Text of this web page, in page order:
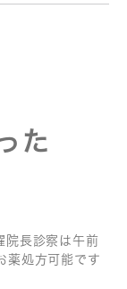
た
院長診察は午前
薬処方可能です